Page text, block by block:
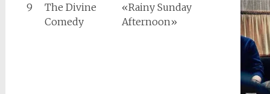
9
The Divine
Comedy
«Rainy Sunday
Afternoon»